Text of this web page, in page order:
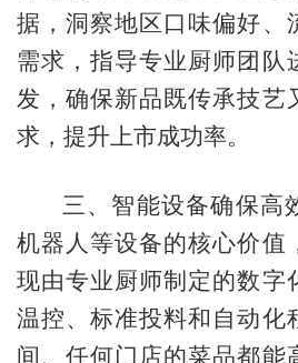
据，洞察地区口味偏好、
需求，指导专业厨师团队
发，确保新品既传承技艺
求，提升上市成功率。
三、智能设备确保高
机器人等设备的核心价值
现由专业厨师制定的数字
温控、标准投料和自动化
间、任何门店的菜品都能